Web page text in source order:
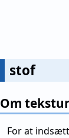
stof
Om
For at